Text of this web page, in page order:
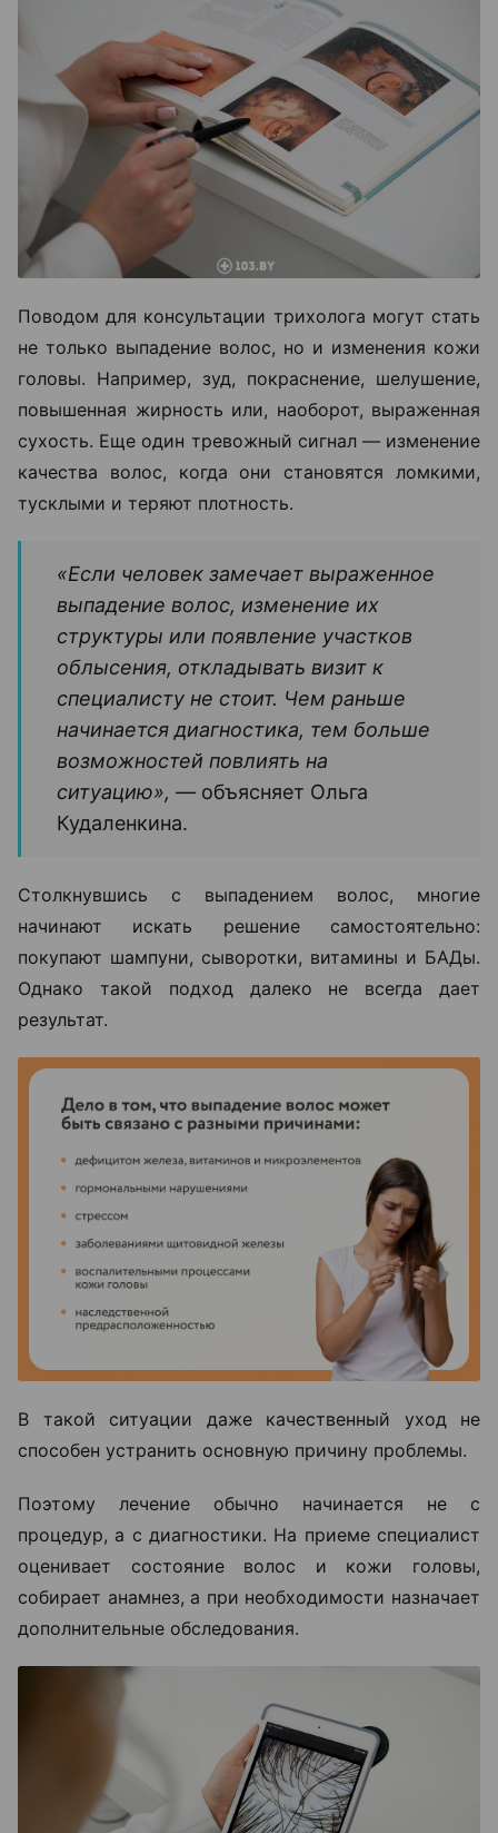
Поводом для консультации трихолога могут стать
не только выпадение волос, но и изменения кожи
головы. Например, зуд, покраснение, шелушение,
повышенная жирность или, наоборот, выраженная
сухость. Еще один тревожный сигнал — изменение
качества волос, когда они становятся ломкими,
тусклыми и теряют плотность.
«Если человек замечает выраженное
выпадение волос, изменение их
структуры или появление участков
облысения, откладывать визит к
специалисту не стоит. Чем раньше
начинается диагностика, тем больше
возможностей повлиять на
ситуацию», — объясняет Ольга
Кудаленкина.
Столкнувшись с выпадением волос, многие
начинают искать решение самостоятельно:
покупают шампуни, сыворотки, витамины и БАДы.
Однако такой подход далеко не всегда дает
результат.
В такой ситуации даже качественный уход не
способен устранить основную причину проблемы.
Поэтому лечение обычно начинается не с
процедур, а с диагностики. На приеме специалист
оценивает состояние волос и кожи головы,
собирает анамнез, а при необходимости назначает
дополнительные обследования.